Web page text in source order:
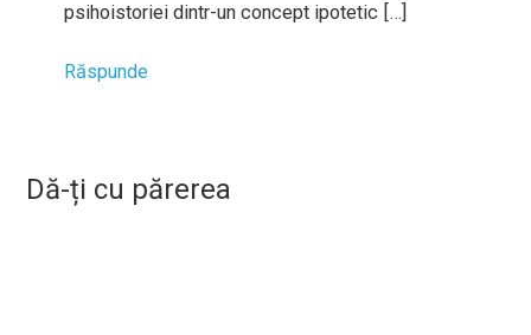
psihoistoriei dintr-un concept ipotetic […]
Răspunde
Dă-ți cu părerea